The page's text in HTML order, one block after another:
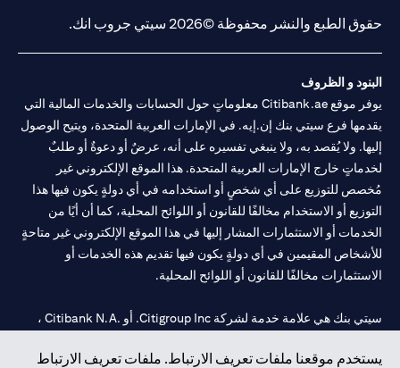
يستخدم موقعنا ملفات تعريف الارتباط. ملفات تعريف الارتباط
حقوق الطبع والنشر محفوظة ©2026 سيتي جروب انك.
البنود و الظروف
يوفر موقع Citibank.ae معلوماتٍ حول الحسابات والخدمات المالية التي
يقدمها فرع سيتي بنك إن.إيه. في الإمارات العربية المتحدة، ويتيح الوصول
إليها. ولا يُقصد به، ولا ينبغي تفسيره على أنه، عرضٌ أو دعوةٌ أو طلبٌ
لخدماتٍ خارج الإمارات العربية المتحدة. هذا الموقع الإلكتروني غير
مُخصص للتوزيع على أي شخصٍ أو استخدامه في أي دولةٍ يكون فيها هذا
التوزيع أو الاستخدام مخالفًا للقانون أو اللوائح المحلية، كما أن أيًا من
الخدمات أو الاستثمارات المشار إليها في هذا الموقع الإلكتروني غير متاحةٍ
للأشخاص المقيمين في أي دولةٍ يكون فيها تقديم هذه الخدمات أو
الاستثمارات مخالفًا للقانون أو اللوائح المحلية.
سيتي بنك هي علامة خدمة لشركة Citigroup Inc. أو .Citibank N.A ،